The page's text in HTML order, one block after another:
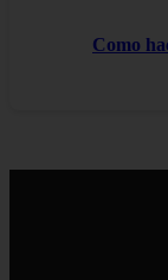
Como